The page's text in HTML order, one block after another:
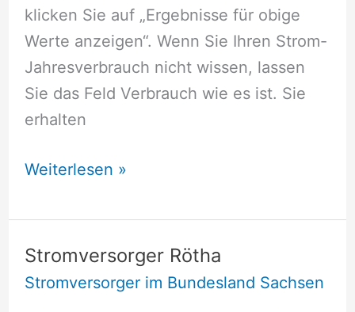
klicken Sie auf „Ergebnisse für obige
Werte anzeigen“. Wenn Sie Ihren Strom-
Jahresverbrauch nicht wissen, lassen
Sie das Feld Verbrauch wie es ist. Sie
erhalten
Stromversorger
Weiterlesen »
Stromversorger Rötha
Stromversorger im Bundesland Sachsen